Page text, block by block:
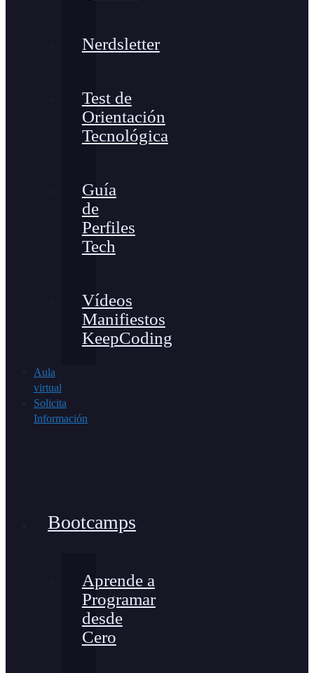
Nerdsletter
Test de
Orientación
Tecnológica
Guía
de
Perfiles
Tech
Vídeos
Manifiestos
KeepCoding
Aula
virtual
Solicita
Información
Bootcamps
Aprende a
Programar
desde
Cero